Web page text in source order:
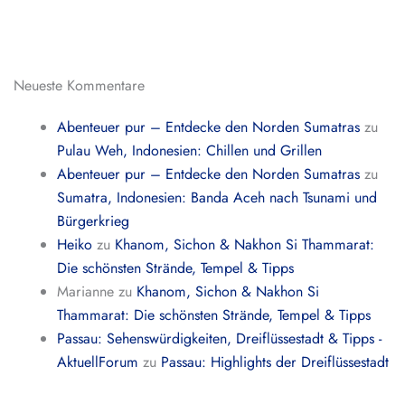
Neueste Kommentare
Abenteuer pur – Entdecke den Norden Sumatras zu
Pulau Weh, Indonesien: Chillen und Grillen
Abenteuer pur – Entdecke den Norden Sumatras zu
Sumatra, Indonesien: Banda Aceh nach Tsunami und
Bürgerkrieg
Heiko zu Khanom, Sichon & Nakhon Si Thammarat:
Die schönsten Strände, Tempel & Tipps
Marianne zu Khanom, Sichon & Nakhon Si
Thammarat: Die schönsten Strände, Tempel & Tipps
Passau: Sehenswürdigkeiten, Dreiflüssestadt & Tipps -
AktuellForum zu Passau: Highlights der Dreiflüssestadt